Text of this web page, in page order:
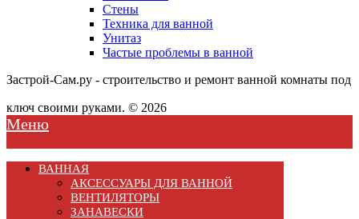
Стены
Техника для ванной
Унитаз
Частые проблемы в ванной
Застрой-Сам.ру - строительство и ремонт ванной комнаты под
ключ своими руками. © 2026
Меню
ВАННАЯ
АКСЕССУАРЫ ДЛЯ ВАННОЙ
ВЕНТИЛЯТОРЫ
ЗАНАВЕСКИ